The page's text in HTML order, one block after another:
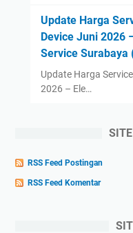
Update Harga
Device Juni 2026
Service Surabaya
Update Harga
2026 – Ele…
RSS Feed Postingan
RSS Feed Komentar